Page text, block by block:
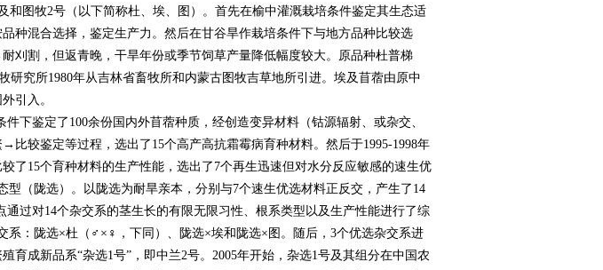
和图牧2号（以下简称杜、埃、图）。首先在榆中灌溉栽培条件鉴定其生态适
种混合选择，鉴定生产力。然后在甘谷旱作栽培条件下与地方品种比较选
刈割，但返青晚，干旱年份或季节饲草产量降低幅度较大。原品种杜普梯
研究所1980年从吉林省畜牧所和内蒙古图牧吉草地所引进。埃及苜蓿由原中
引入。
下鉴定了100余份国内外苜蓿种质，经创造变异材料（钴源辐射、或杂交、
较鉴定等过程，选出了15个高产高抗霜霉病育种材料。然后于1995-1998年
了15个育种材料的生产性能，选出了7个再生迅速但对水分反应敏感的速生优
型（陇选）。以陇选为耐旱亲本，分别与7个速生优选材料正反交，产生了14
通过对14个杂交系的茎生长的有限无限习性、根系类型以及生产性能进行了综
系：陇选×杜（♂×♀，下同）、陇选×埃和陇选×图。随后，3个优选杂交系进
育成新品系“杂选1号”，即中兰2号。2005年开始，杂选1号及其组分在中国农